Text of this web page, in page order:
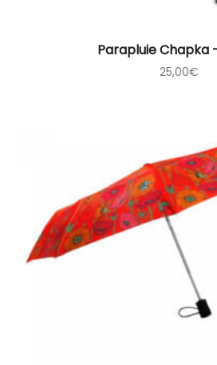
Parapluie Chapka
25,00€